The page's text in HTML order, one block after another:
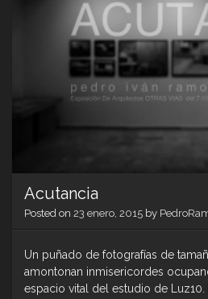
Acutancia
Posted on 23 enero, 2015 by
Un puñado de fotografías de
amontonan inmisericordes
espacio vital del estudio de